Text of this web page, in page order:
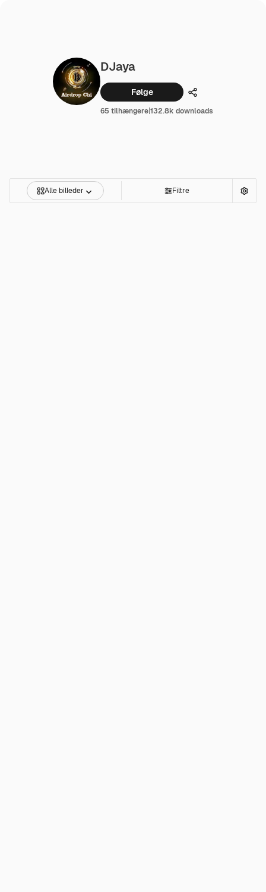
DJaya
Følge Dele
65 tilhængere|132.8k downloads
Alle billeder Filtre